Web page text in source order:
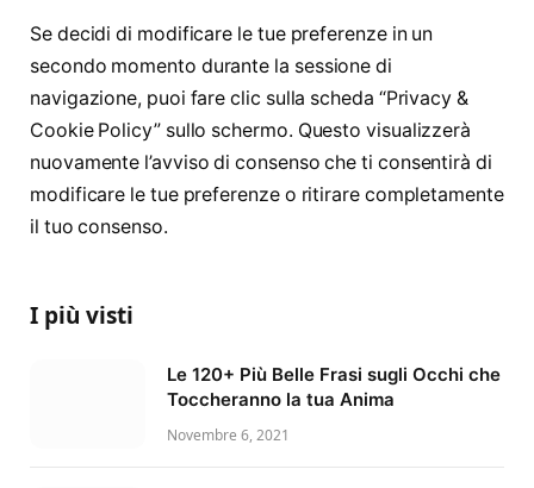
Se decidi di modificare le tue preferenze in un
secondo momento durante la sessione di
navigazione, puoi fare clic sulla scheda “Privacy &
Cookie Policy” sullo schermo. Questo visualizzerà
nuovamente l’avviso di consenso che ti consentirà di
modificare le tue preferenze o ritirare completamente
il tuo consenso.
I più visti
Le 120+ Più Belle Frasi sugli Occhi che
Toccheranno la tua Anima
Novembre 6, 2021